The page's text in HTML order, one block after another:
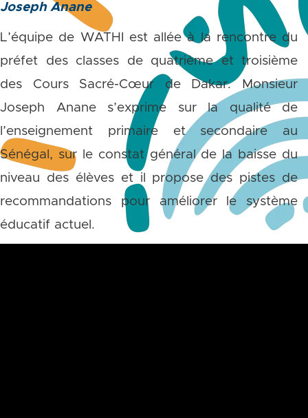
Joseph Anane
L’équipe de WATHI est allée à la rencontre du
préfet des classes de quatrième et troisième
des Cours Sacré-Cœur de Dakar. Monsieur
Joseph Anane s’exprime sur la qualité de
l’enseignement primaire et secondaire au
Sénégal, sur le constat général de la baisse du
niveau des élèves et il propose des pistes de
recommandations pour améliorer le système
éducatif actuel.